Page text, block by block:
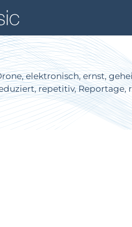
elektronisch, ernst,
repetitiv,